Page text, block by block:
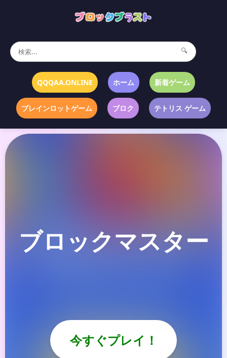
🔍
QQQAA.ONLINE ホーム 新着ゲーム
ブレインロットゲーム ブロク テトリス ゲーム
ブロックマスター
今すぐプレイ！